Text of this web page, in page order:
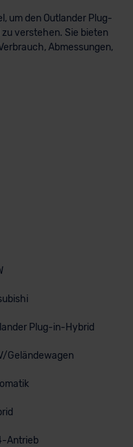
um den Outlander Plug-
verstehen. Sie bieten
Abmessungen,
Plug-in-Hybrid
Geländewagen
Antrieb